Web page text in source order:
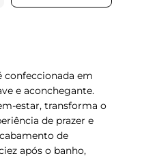
confeccionada em
e aconchegante.
estar, transforma o
de prazer e
de
após o banho,